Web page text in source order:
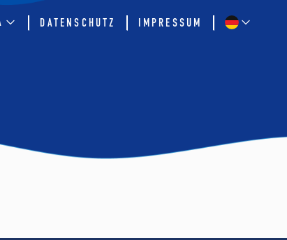
DATENSCHUTZ IMPRESSUM